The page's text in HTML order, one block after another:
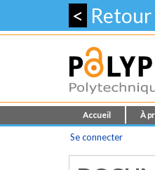
<
Accueil À
Se connecter